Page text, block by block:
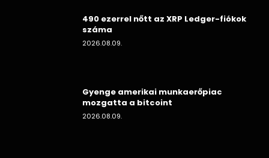
490 ezerrel nőtt az XRP Ledger-fiókok
száma
2026.08.09.
Gyenge amerikai munkaerőpiac
mozgatta a bitcoint
2026.08.09.